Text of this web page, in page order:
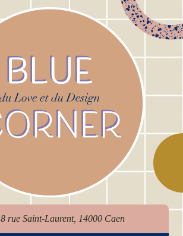
8 rue Saint-Laurent, 14000 Caen